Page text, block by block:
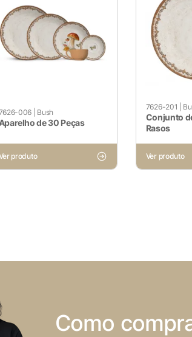
006 Bush
de 30 Peças
produto
7626-201
Conjunto
Rasos
Ver produto
Como
do site. Esta categoria inclui